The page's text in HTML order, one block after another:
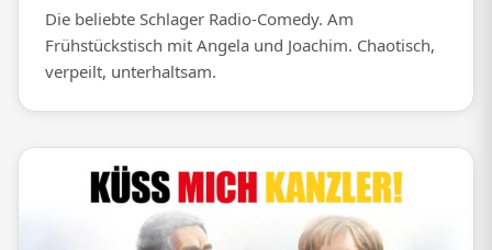
Die beliebte Schlager Radio-Comedy. Am
Frühstückstisch mit Angela und Joachim. Chaotisch,
verpeilt, unterhaltsam.